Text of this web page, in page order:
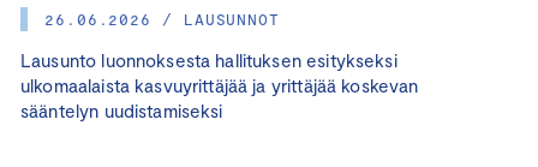
26.06.2026 / LAUSUNNOT
Lausunto luonnoksesta hallituksen esitykseksi
ulkomaalaista kasvuyrittäjää ja yrittäjää koskevan
sääntelyn uudistamiseksi